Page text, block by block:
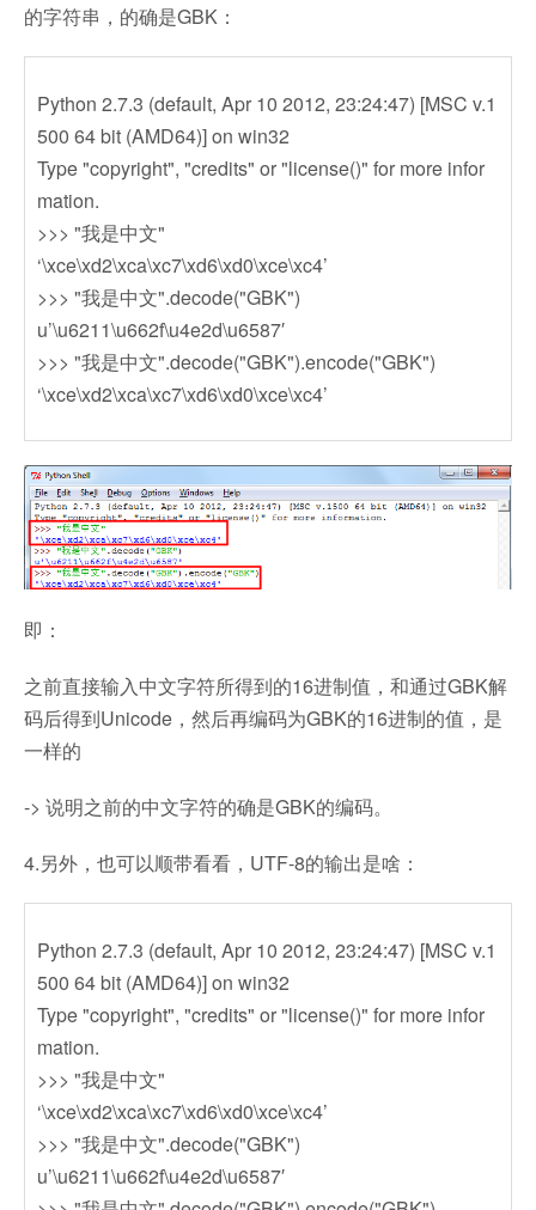
的字符串，的确是GBK：
Python 2.7.3 (default, Apr 10 2012, 23:24:47) [MSC v.1
500 64 bit (AMD64)] on win32
Type "copyright", "credits" or "license()" for more infor
mation.
>>> "我是中文"
‘\xce\xd2\xca\xc7\xd6\xd0\xce\xc4’
>>> "我是中文".decode("GBK")
u’\u6211\u662f\u4e2d\u6587′
>>> "我是中文".decode("GBK").encode("GBK")
‘\xce\xd2\xca\xc7\xd6\xd0\xce\xc4’
即：
之前直接输入中文字符所得到的16进制值，和通过GBK解
码后得到Unicode，然后再编码为GBK的16进制的值，是
一样的
-> 说明之前的中文字符的确是GBK的编码。
4.另外，也可以顺带看看，UTF-8的输出是啥：
Python 2.7.3 (default, Apr 10 2012, 23:24:47) [MSC v.1
500 64 bit (AMD64)] on win32
Type "copyright", "credits" or "license()" for more infor
mation.
>>> "我是中文"
‘\xce\xd2\xca\xc7\xd6\xd0\xce\xc4’
>>> "我是中文".decode("GBK")
u’\u6211\u662f\u4e2d\u6587′